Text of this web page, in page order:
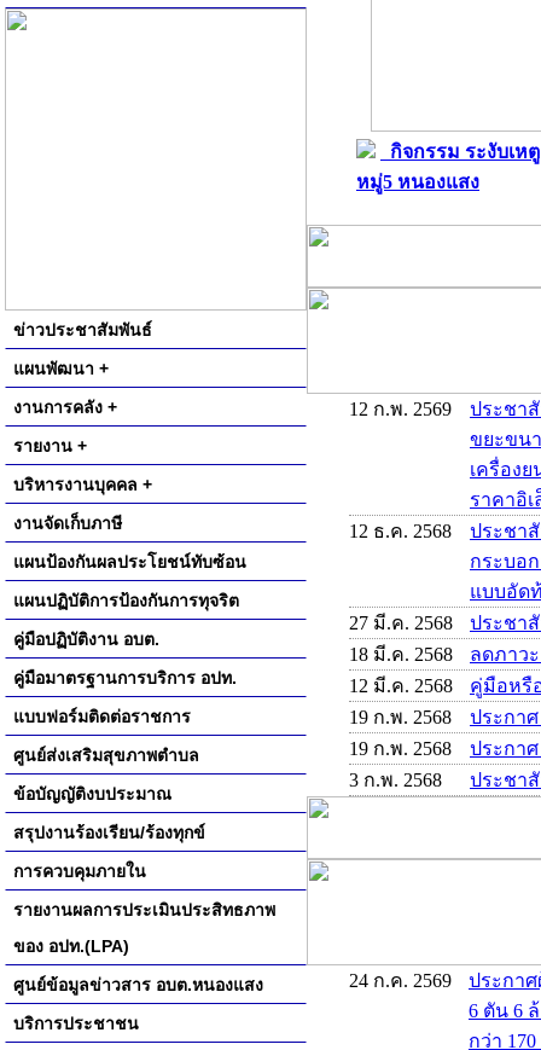
ข่าวประชาสัมพันธ์
แผนพัฒนา +
งานการคลัง +
รายงาน +
บริหารงานบุคคล +
งานจัดเก็บภาษี
แผนป้องกันผลประโยชน์ทับซ้อน
แผนปฏิบัติการป้องกันการทุจริต
คู่มือปฏิบัติงาน อบต.
คู่มือมาตรฐานการบริการ อปท.
แบบฟอร์มติดต่อราชการ
ศูนย์ส่งเสริมสุขภาพตำบล
ข้อบัญญัติงบประมาณ
สรุปงานร้องเรียน/ร้องทุกข์
การควบคุมภายใน
รายงานผลการประเมินประสิทธภาพ
ของ อปท.(LPA)
ศูนย์ข้อมูลข่าวสาร อบต.หนองแสง
บริการประชาชน
กิจกรรม ระงับเห
หมู่5 หนองแสง
12 ก.พ. 2569
ประชา
ขยะขน
เครื่อง
ราคาอิเ
12 ธ.ค. 2568
ประชา
กระบอ
แบบอัด
27 มี.ค. 2568
ประชา
18 มี.ค. 2568
ลดภาว
12 มี.ค. 2568
คู่มือหรื
19 ก.พ. 2568
ประกา
19 ก.พ. 2568
ประกา
3 ก.พ. 2568
ประชา
24 ก.ค. 2569
ประกา
6 ตัน 6
กว่า